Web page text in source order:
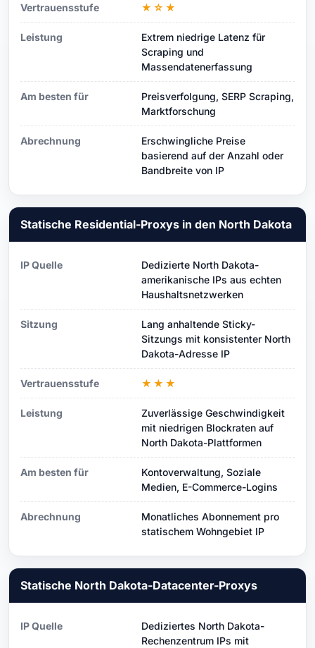
Vertrauensstufe ★☆★
Leistung
Extrem niedrige Latenz für
Scraping und
Massendatenerfassung
Am besten für
Preisverfolgung, SERP Scraping,
Marktforschung
Abrechnung
Erschwingliche Preise
basierend auf der Anzahl oder
Bandbreite von IP
Statische Residential-Proxys in den North Dakota
IP Quelle
Dedizierte North Dakota-
amerikanische IPs aus echten
Haushaltsnetzwerken
Sitzung
Lang anhaltende Sticky-
Sitzungs mit konsistenter North
Dakota-Adresse IP
Vertrauensstufe ★★★
Leistung
Zuverlässige Geschwindigkeit
mit niedrigen Blockraten auf
North Dakota-Plattformen
Am besten für
Kontoverwaltung, Soziale
Medien, E-Commerce-Logins
Abrechnung
Monatliches Abonnement pro
statischem Wohngebiet IP
Statische North Dakota-Datacenter-Proxys
IP Quelle
Dediziertes North Dakota-
Rechenzentrum IPs mit